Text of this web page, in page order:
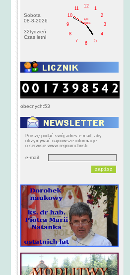
Sobota
08-8-2026
32tydzień
Czas letni
1
2
3
4
5
6
7
8
9
10
11
12
AM
sobota
obecnych:53
Proszę podać swój adres e-mail, aby
otrzymywać najnowsze informacje
o serwisie www.regnumchristi
e-mail